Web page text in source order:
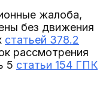
жалоба,
без движения
статьей 378.2
рассмотрения
5 статьи 154 ГПК